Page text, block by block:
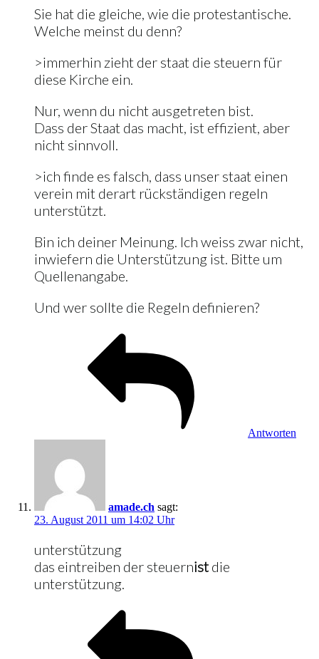
Sie hat die gleiche, wie die protestantische.
Welche meinst du denn?
>immerhin zieht der staat die steuern für
diese Kirche ein.
Nur, wenn du nicht ausgetreten bist.
Dass der Staat das macht, ist effizient, aber
nicht sinnvoll.
>ich finde es falsch, dass unser staat einen
verein mit derart rückständigen regeln
unterstützt.
Bin ich deiner Meinung. Ich weiss zwar nicht,
inwiefern die Unterstützung ist. Bitte um
Quellenangabe.
Und wer sollte die Regeln definieren?
Antworten
amade.ch sagt:
23. August 2011 um 14:02 Uhr
unterstützung
das eintreiben der steuernist die
unterstützung.